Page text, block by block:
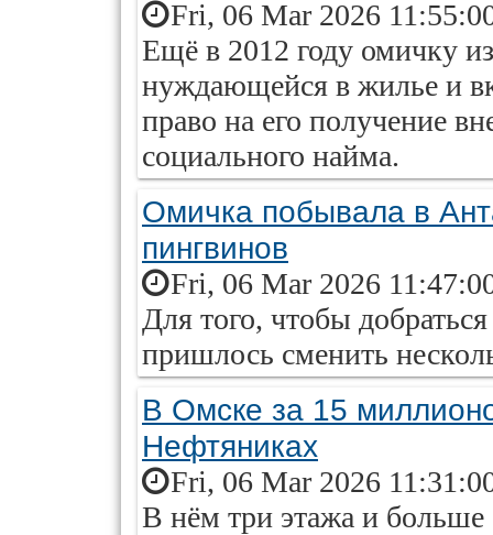
Fri, 06 Mar 2026
Ещё в 2012 году омичку
нуждающейся в жилье и
право на его получение
социального найма.
Омичка побывала в
пингвинов
Fri, 06 Mar 2026
Для того, чтобы
пришлось сменить
В Омске за 15
Нефтяниках
Fri, 06 Mar 2026
В нём три этажа и больше